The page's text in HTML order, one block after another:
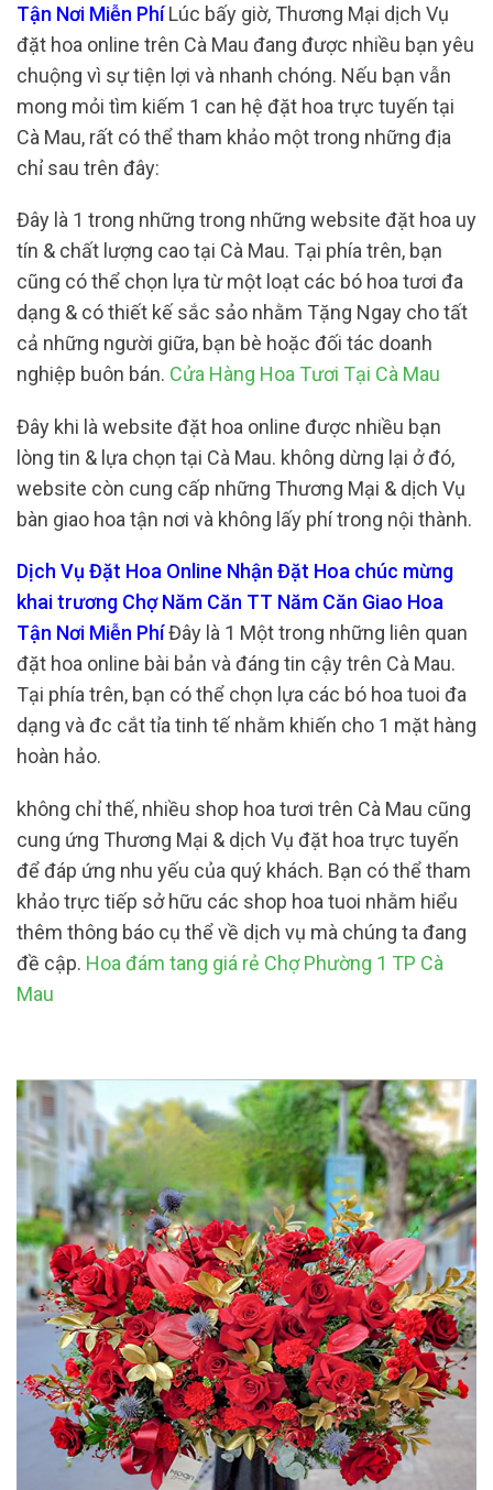
Tận Nơi Miễn PhíLúc bấy giờ, Thương Mại dịch Vụ
đặt hoa online trên Cà Mau đang được nhiều bạn yêu
chuộng vì sự tiện lợi và nhanh chóng. Nếu bạn vẫn
mong mỏi tìm kiếm 1 can hệ đặt hoa trực tuyến tại
Cà Mau, rất có thể tham khảo một trong những địa
chỉ sau trên đây:
Đây là 1 trong những trong những website đặt hoa uy
tín & chất lượng cao tại Cà Mau. Tại phía trên, bạn
cũng có thể chọn lựa từ một loạt các bó hoa tươi đa
dạng & có thiết kế sắc sảo nhằm Tặng Ngay cho tất
cả những người giữa, bạn bè hoặc đối tác doanh
nghiệp buôn bán. Cửa Hàng Hoa Tươi Tại Cà Mau
Đây khi là website đặt hoa online được nhiều bạn
lòng tin & lựa chọn tại Cà Mau. không dừng lại ở đó,
website còn cung cấp những Thương Mại & dịch Vụ
bàn giao hoa tận nơi và không lấy phí trong nội thành.
Dịch Vụ Đặt Hoa Online Nhận Đặt Hoa chúc mừng
khai trương Chợ Năm Căn TT Năm Căn Giao Hoa
Tận Nơi Miễn PhíĐây là 1 Một trong những liên quan
đặt hoa online bài bản và đáng tin cậy trên Cà Mau.
Tại phía trên, bạn có thể chọn lựa các bó hoa tuoi đa
dạng và đc cắt tỉa tinh tế nhằm khiến cho 1 mặt hàng
hoàn hảo.
không chỉ thế, nhiều shop hoa tươi trên Cà Mau cũng
cung ứng Thương Mại & dịch Vụ đặt hoa trực tuyến
để đáp ứng nhu yếu của quý khách. Bạn có thể tham
khảo trực tiếp sở hữu các shop hoa tuoi nhằm hiểu
thêm thông báo cụ thể về dịch vụ mà chúng ta đang
đề cập. Hoa đám tang giá rẻ Chợ Phường 1 TP Cà
Mau